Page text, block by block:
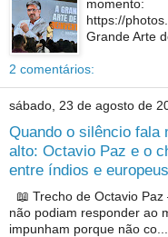
momento:
https://
Grande Arte
2 comentários:
sábado, 23 de agosto de
Quando o silêncio fala
alto: Octavio Paz e o
entre índios e
📖 Trecho de Octavio
não podiam responder ao
impunham porque não co...